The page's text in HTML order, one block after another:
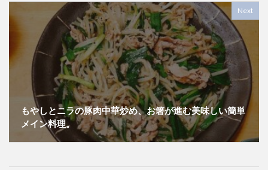
Next
もやしとニラの豚肉中華炒め、お箸が進む美味しい簡単
メイン料理。